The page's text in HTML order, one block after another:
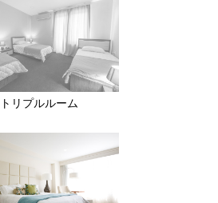
トリプルルーム